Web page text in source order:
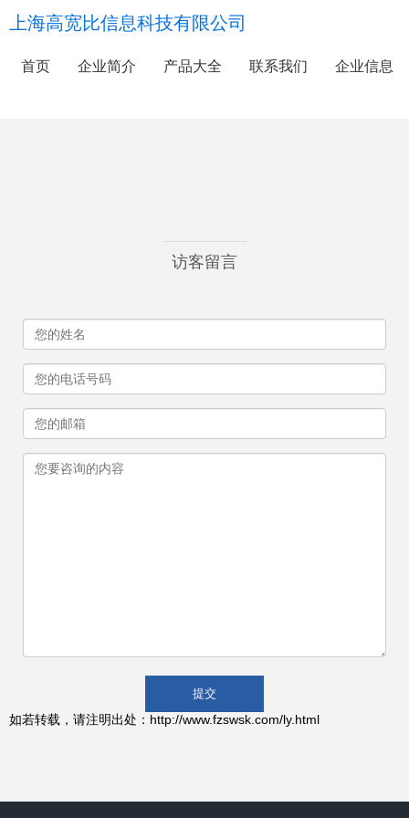
上海高宽比信息科技有限公司
首页 企业简介 产品大全 联系我们 企业信息
访客留言
如若转载，请注明出处：http://www.fzswsk.com/ly.html